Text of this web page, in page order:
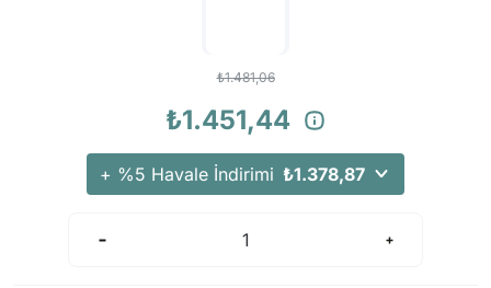
₺1.481,06
₺1.451,44
+ %5 Havale İndirimi ₺1.378,87